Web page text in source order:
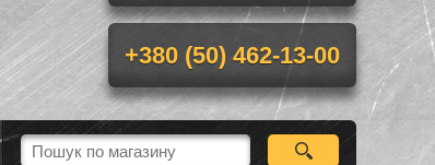
+380 (50) 462-13-00